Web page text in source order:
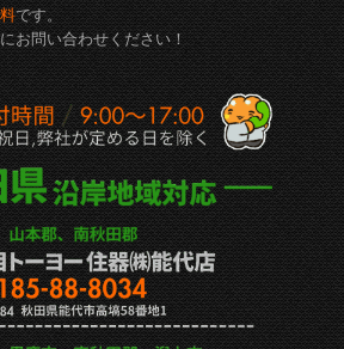
です。
お問い合わせください！